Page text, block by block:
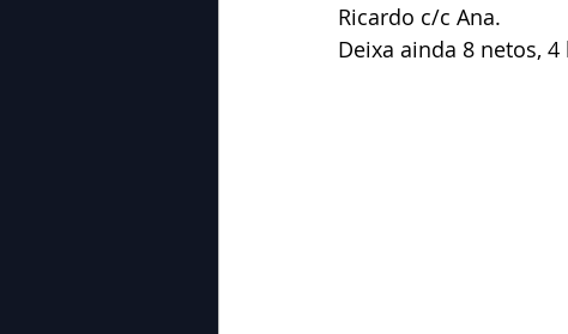
Ricardo c/c Ana.
Deixa ainda 8 netos,